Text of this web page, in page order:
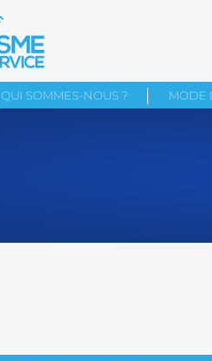
QUI SOMMES-NOUS ? MODE